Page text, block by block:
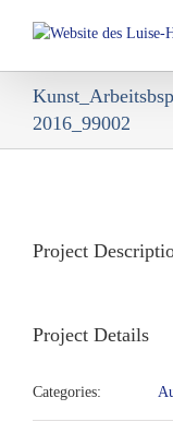
2016_99002
Project
Project Details
Categories: